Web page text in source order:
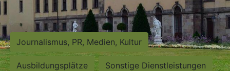
Journalismus, PR, Medien, Kultur
Ausbildungsplätze Sonstige Dienstleistungen